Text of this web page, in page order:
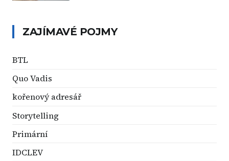
ZAJÍMAVÉ POJMY
BTL
Quo Vadis
kořenový adresář
Storytelling
Primární
IDCLEV